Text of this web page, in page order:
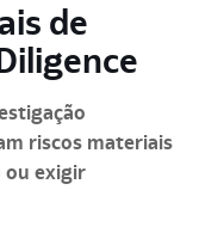
de
riscos materiais
ou exigir